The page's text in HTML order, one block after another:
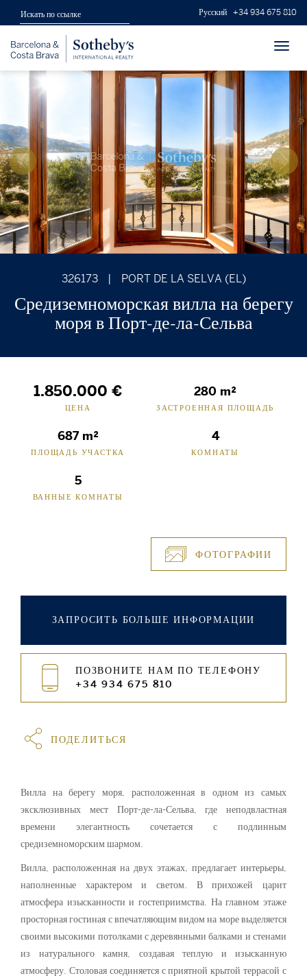
Русский +34 934 675 810
326173 PORT DE LA SELVA (EL)
Средиземноморская вилла на берегу
моря в Порт-де-ла-Сельва
1.850.000 €
ЦЕНА
280 m²
ЗАСТРОЕННАЯ ПЛОЩАДЬ
687 m²
ПЛОЩАДЬ УЧАСТКА
4
КОМНАТЫ
5
ВАННЫЕ КОМНАТЫ
ФОТОГРАФИИ
ЗАПРОСИТЬ БОЛЬШЕ ИНФОРМАЦИИ
ПОЗВОНИТЕ НАМ ПО ТЕЛЕФОНУ
+34 934 675 810
ПОДЕЛИТЬСЯ
Вилла на берегу моря, расположенная в одном из самых
эксклюзивных мест Порт-де-ла-Сельва, где неподвластная
времени элегантность сочетается с подлинным
средиземноморским шармом.
Вилла, расположенная на двух этажах, предлагает интерьеры,
наполненные характером и светом. В прихожей царит
атмосфера изысканности и гостеприимства. На главном этаже
просторная гостиная с впечатляющим видом на море выделяется
своими высокими потолками с деревянными балками и стенами
из натурального камня, создавая теплую и изысканную
атмосферу. Столовая соединяется с приятной крытой террасой с